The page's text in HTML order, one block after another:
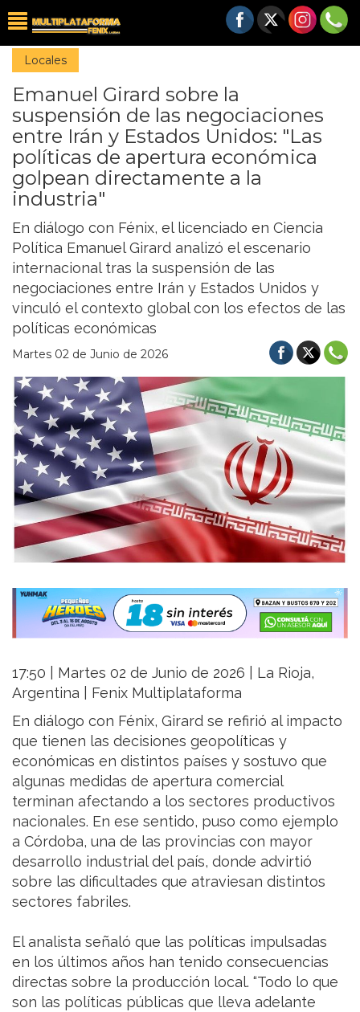
Locales
Emanuel Girard sobre la
suspensión de las negociaciones
entre Irán y Estados Unidos: "Las
políticas de apertura económica
golpean directamente a la
industria"
En diálogo con Fénix, el licenciado en Ciencia
Política Emanuel Girard analizó el escenario
internacional tras la suspensión de las
negociaciones entre Irán y Estados Unidos y
vinculó el contexto global con los efectos de las
políticas económicas
Martes 02 de Junio de 2026
17:50 | Martes 02 de Junio de 2026 | La Rioja,
Argentina | Fenix Multiplataforma
En diálogo con Fénix, Girard se refirió al impacto
que tienen las decisiones geopolíticas y
económicas en distintos países y sostuvo que
algunas medidas de apertura comercial
terminan afectando a los sectores productivos
nacionales. En ese sentido, puso como ejemplo
a Córdoba, una de las provincias con mayor
desarrollo industrial del país, donde advirtió
sobre las dificultades que atraviesan distintos
sectores fabriles.
El analista señaló que las políticas impulsadas
en los últimos años han tenido consecuencias
directas sobre la producción local. “Todo lo que
son las políticas públicas que lleva adelante